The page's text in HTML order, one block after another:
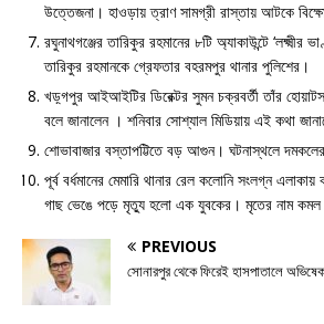
উত্তেজনা। হাওড়ায় ত্রাণ সামগ্রী রাস্তায় আটকে
রঘুনাথগঞ্জের তারিকুর রহমানের ৮টি অ্যাকাউন্টে ‘লক্ষ্মীর
তারিকুর রহমানকে গ্রেফতার বহরমপুর থানার পুলিশের।
খড়্গপুর আইআইটির ডিরেক্টর সুমন চক্রবর্তী তাঁর
বলে জানালেন । শনিবার সোশ্যাল মিডিয়ায় এই কথা
শোভাবাজার বস্তাপট্টিতে বড় আগুন। ঘটনাস্থলে
পূর্ব বর্ধমানের মেমারি থানার রেল কলোনি সংলগ্ন
গাছ ভেঙে পড়ে মৃত্যু হলো এক যুবকের। মৃতের নাম
PREVIOUS
সোনারপুর থেকে ফিরেই হাসপাতালে